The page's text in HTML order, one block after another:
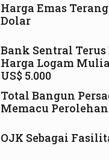
Harga Emas
Dolar
Bank Sentral Terus
Harga Logam
US$ 5.000
Total Bangun
Memacu
OJK Sebagai